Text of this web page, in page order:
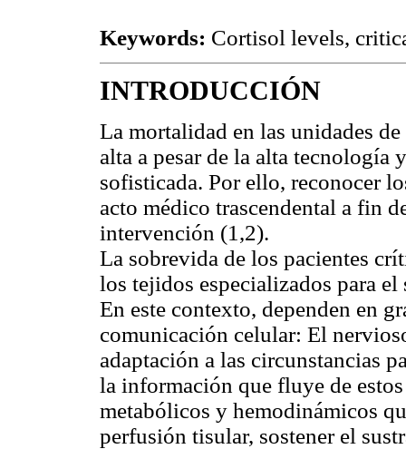
Keywords: Cortisol levels,
INTRODUCCIÓN
La mortalidad en las unidades
alta a pesar de la alta tecnología
sofisticada. Por ello, reconocer
acto médico trascendental a fin
intervención (1,2).
La sobrevida de los pacientes
los tejidos especializados para
En este contexto, dependen en
comunicación celular: El
adaptación a las circunstancias
la información que fluye de
metabólicos y hemodinámicos
perfusión tisular, sostener el